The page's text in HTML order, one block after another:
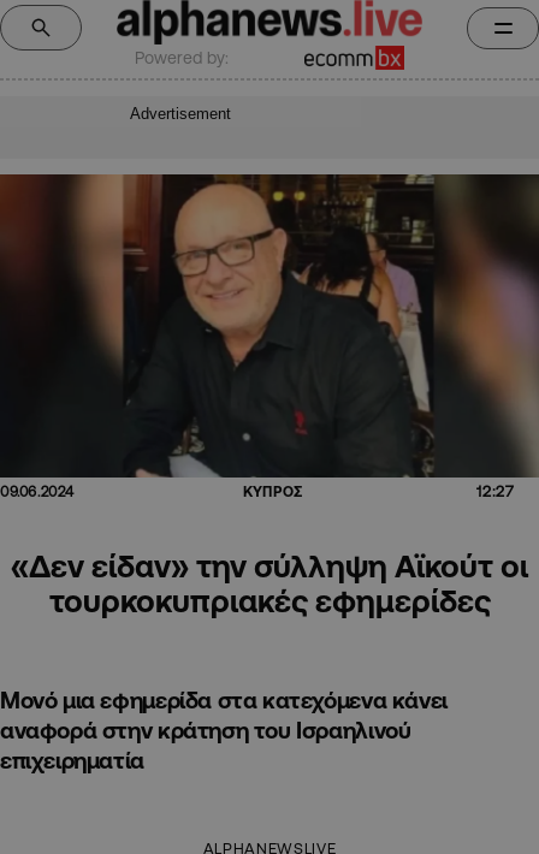
Powered by:
Advertisement
09.06.2024 ΚΥΠΡΟΣ 12:27
«Δεν είδαν» την σύλληψη Αϊκούτ οι
τουρκοκυπριακές εφημερίδες
Μονό μια εφημερίδα στα κατεχόμενα κάνει
αναφορά στην κράτηση του Ισραηλινού
επιχειρηματία
ALPHANEWSLIVE